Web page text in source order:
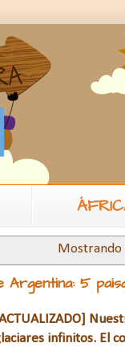
Argentina: 5
infinitos. El